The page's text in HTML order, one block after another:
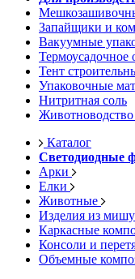
Запайщики и
Вакуумные
Термоусадочное
Тент
Упаковочные
Нитритная соль
Животноводство
Каталог
Светодиодные
Арки
Елки
Животные
Изделия из
Каркасные
Консоли и
Объемные